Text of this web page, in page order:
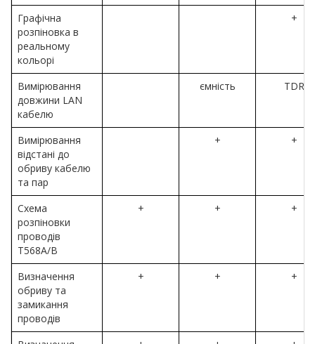
Графічна
розпіновка в
реальному
кольорі
+
Вимірювання
довжини LAN
кабелю
ємність TDR
Вимірювання
відстані до
обриву кабелю
та пар
+ +
Схема
розпіновки
проводів
T568A/B
+ + +
Визначення
обриву та
замикання
проводів
+ + +